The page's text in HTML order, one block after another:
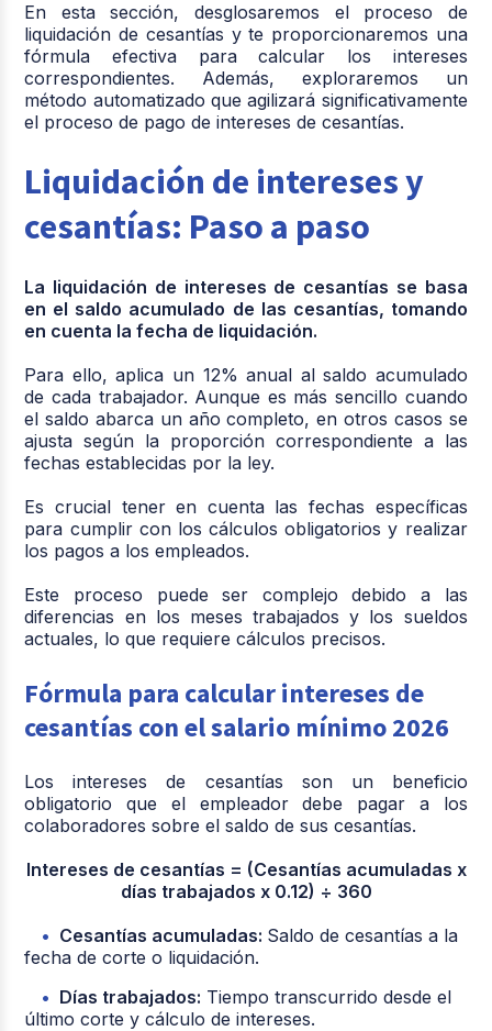
En esta sección, desglosaremos el proceso de
liquidación de cesantías y te proporcionaremos una
fórmula efectiva para calcular los intereses
correspondientes. Además, exploraremos un
método automatizado que agilizará significativamente
el proceso de pago de intereses de cesantías.
Liquidación de intereses y
cesantías: Paso a paso
La liquidación de intereses de cesantías se basa
en el saldo acumulado de las cesantías, tomando
en cuenta la fecha de liquidación.
Para ello, aplica un 12% anual al saldo acumulado
de cada trabajador. Aunque es más sencillo cuando
el saldo abarca un año completo, en otros casos se
ajusta según la proporción correspondiente a las
fechas establecidas por la ley.
Es crucial tener en cuenta las fechas específicas
para cumplir con los cálculos obligatorios y realizar
los pagos a los empleados.
Este proceso puede ser complejo debido a las
diferencias en los meses trabajados y los sueldos
actuales, lo que requiere cálculos precisos.
Fórmula para calcular intereses de
cesantías con el salario mínimo 2026
Los intereses de cesantías son un beneficio
obligatorio que el empleador debe pagar a los
colaboradores sobre el saldo de sus cesantías.
Intereses de cesantías = (Cesantías acumuladas x
días trabajados x 0.12) ÷ 360
Cesantías acumuladas: Saldo de cesantías a la
fecha de corte o liquidación.
Días trabajados: Tiempo transcurrido desde el
último corte y cálculo de intereses.